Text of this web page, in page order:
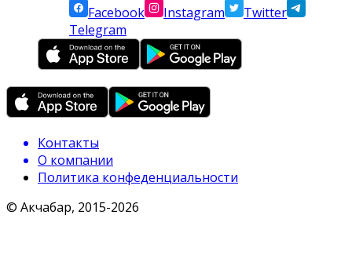
Facebook
Instagram
Twitter
Telegram
Контакты
О компании
Политика конфеденциальности
© Акчабар, 2015-2026